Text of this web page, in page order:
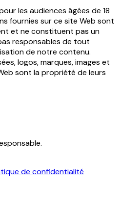
les audiences âgées de 18
fournies sur ce site Web sont
et ne constituent pas un
responsables de tout
de notre contenu.
logos, marques, images et
sont la propriété de leurs
de confidentialité